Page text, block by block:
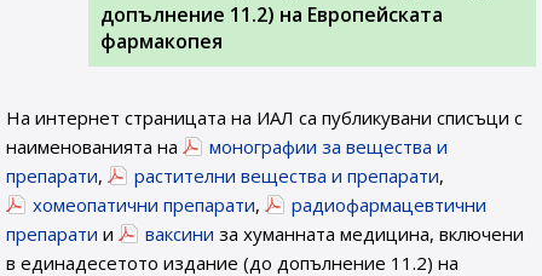
допълнение 11.2) на Европейската
фармакопея
На интернет страницата на ИАЛ са публикувани списъци с
наименованията на
монографии за вещества и
препарати, растителни вещества и препарати,
хомеопатични препарати,
радиофармацевтични
препарати и ваксини за хуманната медицина, включени
в единадесетото издание (до допълнение 11.2) на